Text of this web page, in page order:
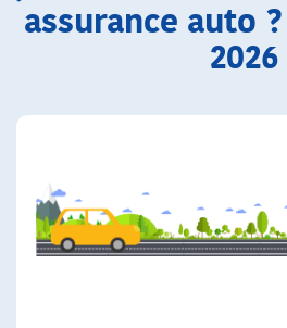
assurance auto
2026